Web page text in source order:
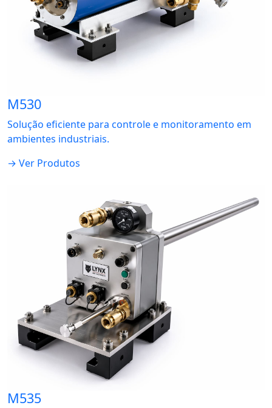
M530
Solução eficiente para controle e monitoramento em
ambientes industriais.
→ Ver Produtos
M535